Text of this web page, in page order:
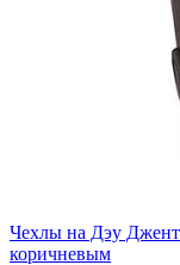
Чехлы на Дэу
коричневым